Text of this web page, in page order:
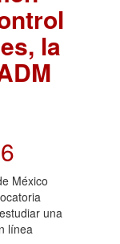
la
México
una
línea